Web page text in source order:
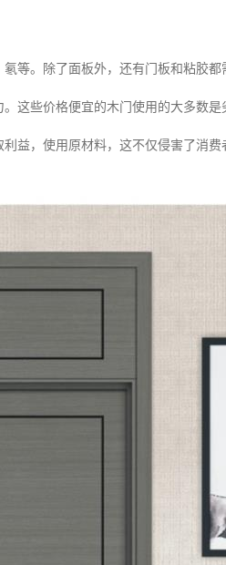
等。除了面板外，还有门板和粘胶
这些价格便宜的木门使用的大多数
益，使用原材料，这不仅侵害了消